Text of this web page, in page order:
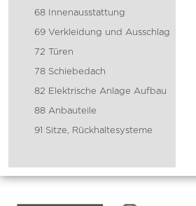
68 Innenausstattung
69 Verkleidung und Ausschlag
72 Türen
78 Schiebedach
82 Elektrische Anlage Aufbau
88 Anbauteile
91 Sitze, Rückhaltesysteme